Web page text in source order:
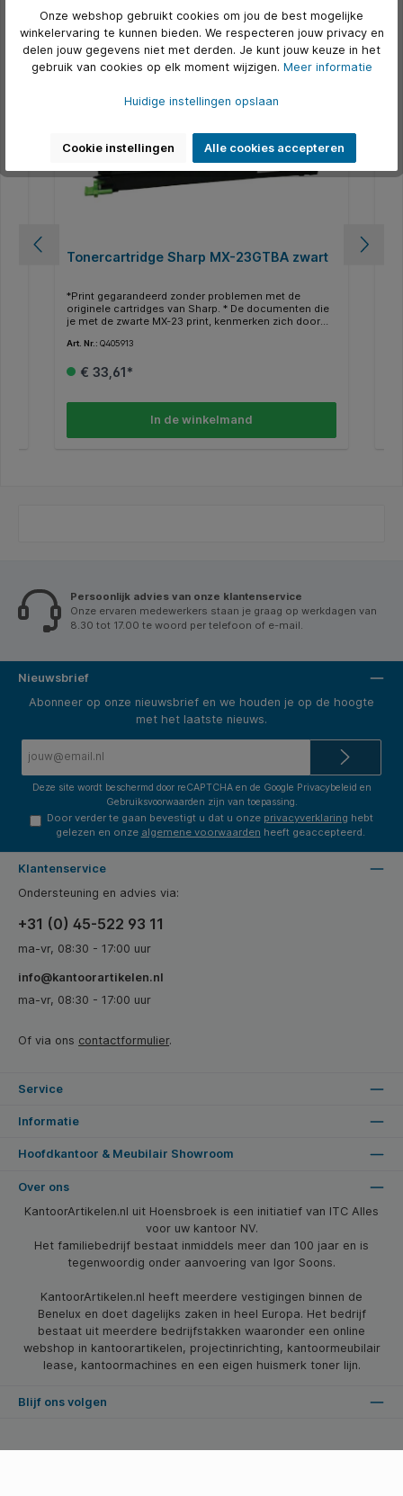
Productgalerij overslaan
Accessoires
Nog maar 7 op voorraad
Tonercartridge Sharp MX-23GTBA zwart
*Print gegarandeerd zonder problemen met de
originele cartridges van Sharp. * De documenten die
je met de zwarte MX-23 print, kenmerken zich door
print tot 18000 pagina’s. * Binnen de Sharp printers
gewone cartridge een XL/HC (high capacity) te
Kijk dan bij de specificaties ‘’geschikt voor’’ of jou
Sharp printer ertussen staat.
Art. Nr.: Q405913
€ 33,61*
In de winkelmand
Persoonlijk advies van onze klantenservice
Onze ervaren medewerkers staan je graag op werkdagen van
8.30 tot 17.00 te woord per telefoon of e-mail.
Nieuwsbrief
Abonneer op onze nieuwsbrief en we houden je op de hoogte
met het laatste nieuws.
Deze site wordt beschermd door reCAPTCHA en de Google Privacybeleid en
Gebruiksvoorwaarden zijn van toepassing.
Door verder te gaan bevestigt u dat u onze privacyverklaring hebt
gelezen en onze algemene voorwaarden heeft geaccepteerd.
Klantenservice
Ondersteuning en advies via:
+31 (0) 45-522 93 11
ma-vr, 08:30 - 17:00 uur
info@kantoorartikelen.nl
ma-vr, 08:30 - 17:00 uur
Of via ons contactformulier.
Service
Informatie
Hoofdkantoor & Meubilair Showroom
Over ons
KantoorArtikelen.nl uit Hoensbroek is een initiatief van ITC Alles
voor uw kantoor NV.
Het familiebedrijf bestaat inmiddels meer dan 100 jaar en is
tegenwoordig onder aanvoering van Igor Soons.
KantoorArtikelen.nl heeft meerdere vestigingen binnen de
Benelux en doet dagelijks zaken in heel Europa. Het bedrijf
bestaat uit meerdere bedrijfstakken waaronder een online
webshop in kantoorartikelen, projectinrichting, kantoormeubilair
lease, kantoormachines en een eigen huismerk toner lijn.
Blijf ons volgen
Onze webshop gebruikt cookies om jou de best mogelijke
winkelervaring te kunnen bieden. We respecteren jouw privacy en
delen jouw gegevens niet met derden. Je kunt jouw keuze in het
gebruik van cookies op elk moment wijzigen. Meer informatie
Huidige instellingen opslaan
Cookie instellingen Alle cookies accepteren